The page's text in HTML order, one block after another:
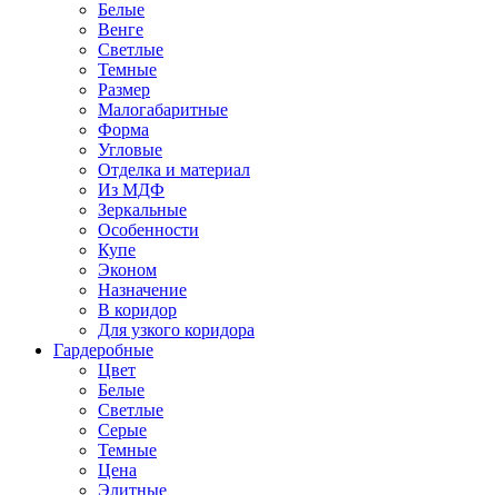
Белые
Венге
Светлые
Темные
Размер
Малогабаритные
Форма
Угловые
Отделка и материал
Из МДФ
Зеркальные
Особенности
Купе
Эконом
Назначение
В коридор
Для узкого коридора
Гардеробные
Цвет
Белые
Светлые
Серые
Темные
Цена
Элитные